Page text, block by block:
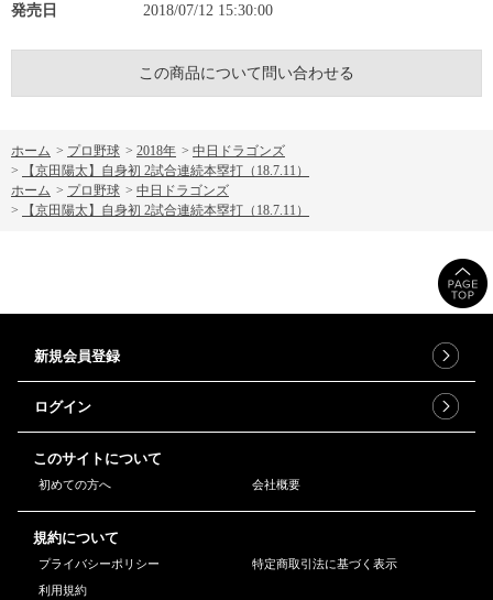
発売日 2018/07/12 15:30:00
この商品について問い合わせる
ホーム > プロ野球 > 2018年 > 中日ドラゴンズ
>
【京田陽太】自身初 2試合連続本塁打（18.7.11）
ホーム > プロ野球 > 中日ドラゴンズ
>
【京田陽太】自身初 2試合連続本塁打（18.7.11）
新規会員登録
ログイン
このサイトについて
初めての方へ 会社概要
規約について
プライバシーポリシー
特定商取引法に基づく表示
利用規約